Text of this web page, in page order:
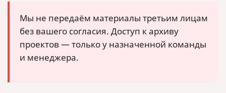
Мы не передаём материалы третьим лицам
без вашего согласия. Доступ к архиву
проектов — только у назначенной команды
и менеджера.